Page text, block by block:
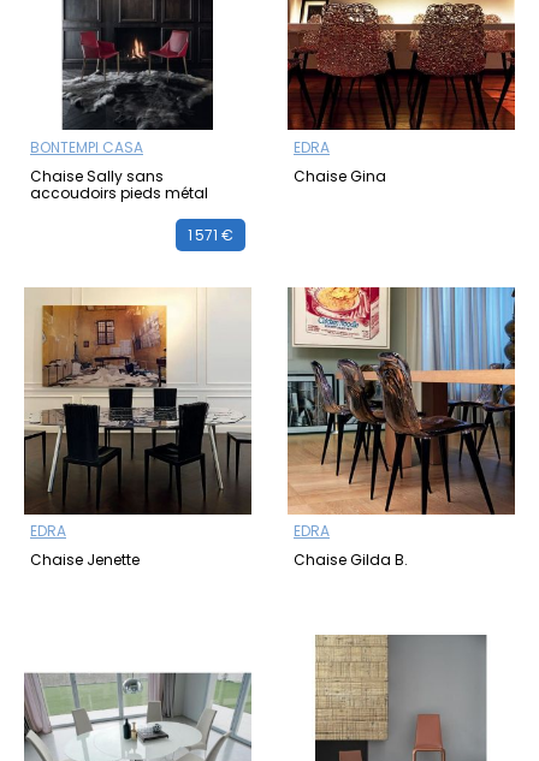
BONTEMPI CASA
Chaise Sally sans
accoudoirs pieds métal
1 571 €
EDRA
Chaise Gina
EDRA
Chaise Jenette
EDRA
Chaise Gilda B.